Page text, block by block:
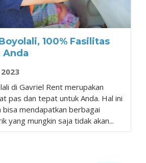
100% Fasilitas
Anda
di Gavriel Rent merupakan
pas dan tepat untuk Anda. Hal ini
bisa mendapatkan berbagai
yang mungkin saja tidak akan...